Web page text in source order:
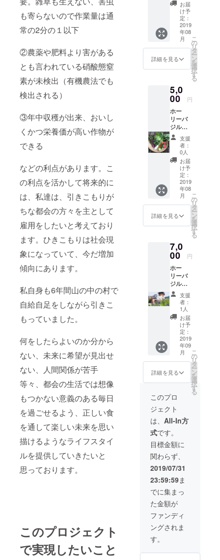
も寄らないので作業量は通
常の2分の１以下
②農薬や肥料より害がある
とも言われている硝酸態窒
素が未検出（有機農法でも
検出される）
③年中収穫が出来、おいし
くかつ栄養価が高い作物が
できる
などの利点があります。こ
の利点を活かして将来的に
は、私達は、引きこもりが
ちな都会の方々を主として
雇用をしたいと考えており
ます。ひきこもりは社会現
象になっていて、今だ増加
傾向にあります。
私自身も6年間山の中の村で
自給自足をしながら引きこ
もっていました。
何をしたらよいのか分から
ない、未来に希望が見出せ
ない、人間関係が苦手
等々、都会の生活では想像
もつかない意義のある毎日
を過ごせるよう、正しい食
を通して楽しい未来を思い
描けるようなライフスタイ
ルを提供していきたいと
思っております。
このプロジェクト
で実現したいこと
ク）＋
無農薬
黒にん
にくを
お届け
致しま
す。
お届
け予
定：
2019
年08
月
詳細を見る
こ
の
リ
タ
ー
ン
を
選
択
す
る
5,0
00 円
ホー
リーバ
ジル
ティー
（１５
ｇ入り×
２パッ
ク）＋
無農薬
黒にん
にく＋
静岡の
旬のお
野菜
セット
目は選
べませ
ん）を
お届け
致しま
す。 8
月以降
順次発
送とな
りま
す。
支援
者：
0人
お届
け予
定：
2019
年08
月
詳細を見る
こ
の
リ
タ
ー
ン
を
選
択
す
る
7,0
00 円
ホー
リーバ
ジル
ティー
（１５
ｇ入り×
２パッ
ク）＋
無農薬
黒にん
にく＋
ピクル
ス＋静
岡の旬
のお野
品目入
り（品
目は選
べませ
ん）を
お届け
致しま
す。 ８
月以降
順次発
送をさ
せて頂
きま
す。 ま
たホー
リーバ
ジルと
フルー
穫体験
支援
者：
1人
お届
け予
定：
2019
年09
月
詳細を見る
こ
の
リ
タ
ー
ン
を
選
択
す
る
このプロ
ジェクト
は、 All-In方
式です。
目標金額に
関わらず、
2019/07/31
23:59:59ま
でに集まっ
た金額が
ファンディ
ングされま
す。